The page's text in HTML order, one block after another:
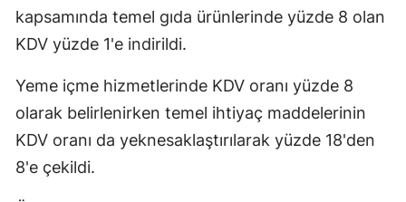
kapsamında temel gıda ürünlerinde yüzde 8 olan
KDV yüzde 1'e indirildi.
Yeme içme hizmetlerinde KDV oranı yüzde 8
olarak belirlenirken temel ihtiyaç maddelerinin
KDV oranı da yeknesaklaştırılarak yüzde 18'den
8'e çekildi.